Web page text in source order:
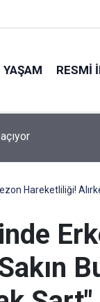
YAŞAM RESMI
buğday hasadı
Hareketliliği!